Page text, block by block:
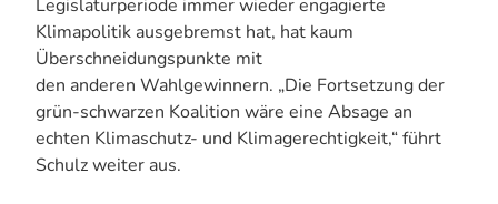
Legislaturperiode immer wieder engagierte
Klimapolitik ausgebremst hat, hat kaum
Überschneidungspunkte mit
den anderen Wahlgewinnern. „Die Fortsetzung der
grün-schwarzen Koalition wäre eine Absage an
echten Klimaschutz- und Klimagerechtigkeit,“ führt
Schulz weiter aus.